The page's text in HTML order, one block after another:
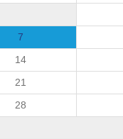
7
14
21
28